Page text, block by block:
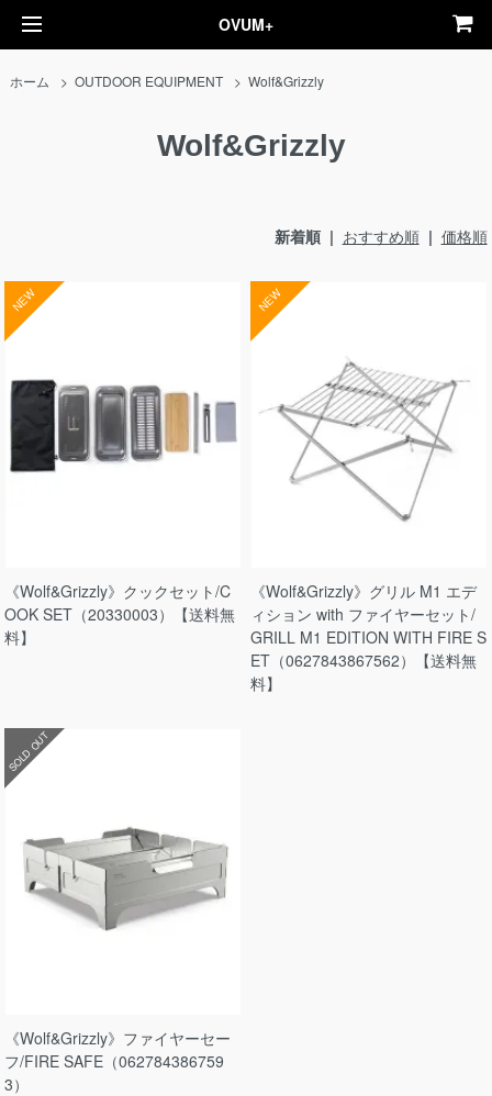
OVUM+
ホーム >OUTDOOR EQUIPMENT >Wolf&Grizzly
Wolf&Grizzly
新着順 | おすすめ順| 価格順
NEW
《Wolf&Grizzly》クックセット/C
OOK SET（20330003）【送料無
料】
NEW
《Wolf&Grizzly》グリル M1 エデ
ィション with ファイヤーセット/
GRILL M1 EDITION WITH FIRE S
ET（0627843867562）【送料無
料】
SOLD OUT
《Wolf&Grizzly》ファイヤーセー
フ/FIRE SAFE（062784386759
3）